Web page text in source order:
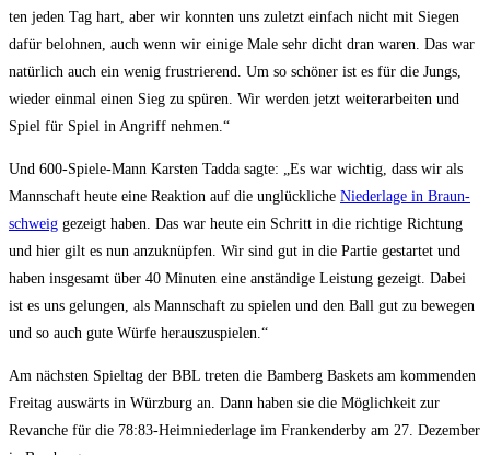
ten jeden Tag hart, aber wir konn­ten uns zuletzt ein­fach nicht mit Sie­gen
dafür beloh­nen, auch wenn wir eini­ge Male sehr dicht dran waren. Das war
natür­lich auch ein wenig frus­trie­rend. Um so schö­ner ist es für die Jungs,
wie­der ein­mal einen Sieg zu spü­ren. Wir wer­den jetzt wei­ter­ar­bei­ten und
Spiel für Spiel in Angriff nehmen.“
Und 600-Spie­le-Mann Kars­ten Tad­da sag­te: „Es war wich­tig, dass wir als
Mann­schaft heu­te eine Reak­ti­on auf die unglück­li­che Nie­der­la­ge in Braun­
schweig gezeigt haben. Das war heu­te ein Schritt in die rich­ti­ge Rich­tung
und hier gilt es nun anzu­knüp­fen. Wir sind gut in die Par­tie gestar­tet und
haben ins­ge­samt über 40 Minu­ten eine anstän­di­ge Leis­tung gezeigt. Dabei
ist es uns gelun­gen, als Mann­schaft zu spie­len und den Ball gut zu bewe­gen
und so auch gute Wür­fe herauszuspielen.“
Am nächs­ten Spiel­tag der BBL tre­ten die Bam­berg Bas­kets am kom­men­den
Frei­tag aus­wärts in Würz­burg an. Dann haben sie die Mög­lich­keit zur
Revan­che für die 78:83-Heimniederlage im Fran­ken­der­by am 27. Dezem­ber